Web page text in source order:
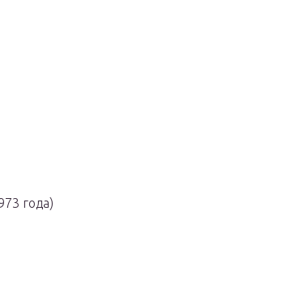
года)